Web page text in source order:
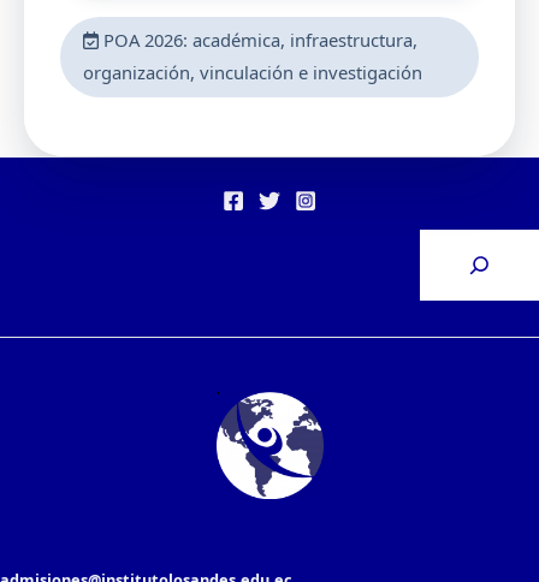
POA 2026: académica, infraestructura,
organización, vinculación e investigación